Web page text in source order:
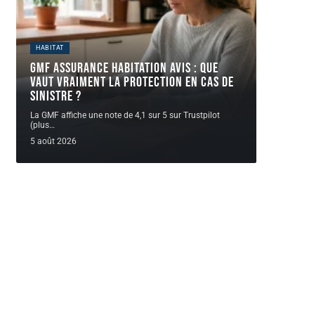
HABITAT
GMF assurance habitation avis : que
vaut vraiment la protection en cas de
sinistre ?
La GMF affiche une note de 4,1 sur 5 sur Trustpilot
(plus…
5 août 2026